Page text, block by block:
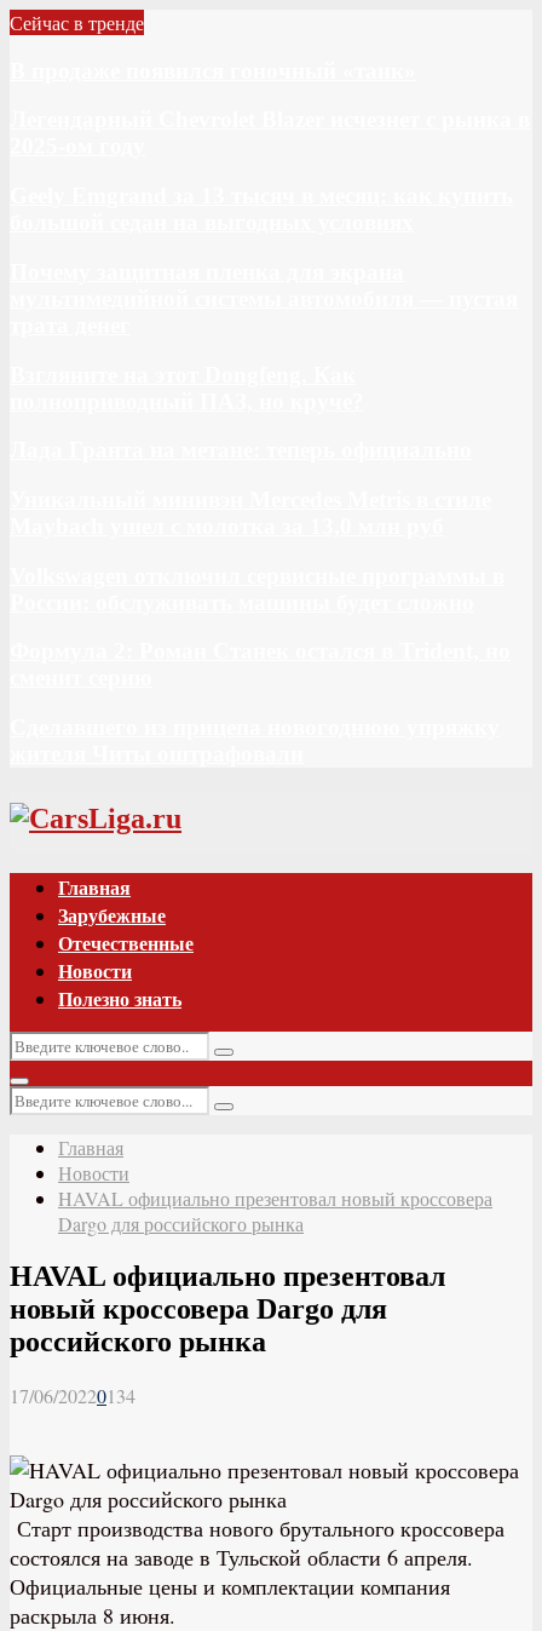
Сейчас в тренде
Vk
Главная
Зарубежные
Отечественные
Новости
Полезно знать
Искать:
Поиск
Основное
меню
Искать:
Поиск
Главная
Новости
HAVAL официально презентовал новый кроссовера
Dargo для российского рынка
HAVAL официально презентовал
новый кроссовера Dargo для
российского рынка
17/06/20220134
Старт производства нового брутального кроссовера
состоялся на заводе в Тульской области 6 апреля.
Официальные цены и комплектации компания
раскрыла 8 июня.